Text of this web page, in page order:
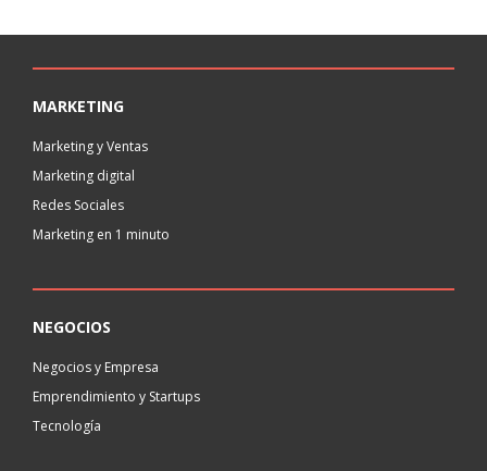
MARKETING
Marketing y Ventas
Marketing digital
Redes Sociales
Marketing en 1 minuto
NEGOCIOS
Negocios y Empresa
Emprendimiento y Startups
Tecnología